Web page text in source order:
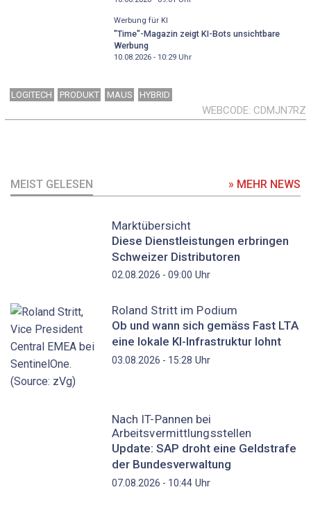
Werbung für KI
"Time"-Magazin zeigt KI-Bots unsichtbare
Werbung
10.08.2026 - 10:29Uhr
LOGITECH PRODUKT MAUS HYBRID
WEBCODE CDMJN7RZ
MEIST GELESEN » MEHR NEWS
Marktübersicht
Diese Dienstleistungen erbringen
Schweizer Distributoren
02.08.2026 - 09:00 Uhr
Roland Stritt im Podium
Ob und wann sich gemäss Fast LTA
eine lokale KI-Infrastruktur lohnt
03.08.2026 - 15:28 Uhr
Nach IT-Pannen bei
Arbeitsvermittlungsstellen
Update: SAP droht eine Geldstrafe
der Bundesverwaltung
07.08.2026 - 10:44Uhr